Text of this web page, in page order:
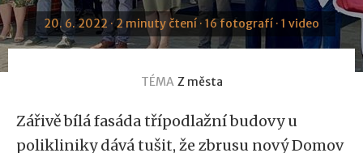
20. 6. 2022 · 2 minuty čtení · 16 fotografí · 1 video
TÉMA Z města
Zářivě bílá fasáda třípodlažní budovy u
polikliniky dává tušit, že zbrusu nový Domov